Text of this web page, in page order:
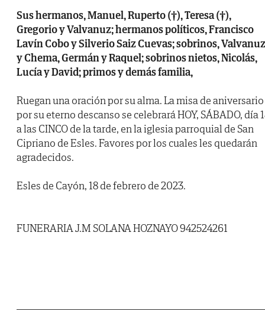
Sus hermanos, Manuel, Ruperto (†), Teresa (†),
Gregorio y Valvanuz; hermanos políticos, Francisco
Lavín Cobo y Silverio Saiz Cuevas; sobrinos, Valvanuz
y Chema, Germán y Raquel; sobrinos nietos, Nicolás,
Lucía y David; primos y demás familia,
Ruegan una oración por su alma. La misa de aniversario
por su eterno descanso se celebrará HOY, SÁBADO, día
a las CINCO de la tarde, en la iglesia parroquial de San
Cipriano de Esles. Favores por los cuales les quedarán
agradecidos.
Esles de Cayón, 18 de febrero de 2023.
FUNERARIA J.M SOLANA HOZNAYO 942524261